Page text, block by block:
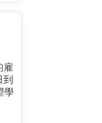
雇
學